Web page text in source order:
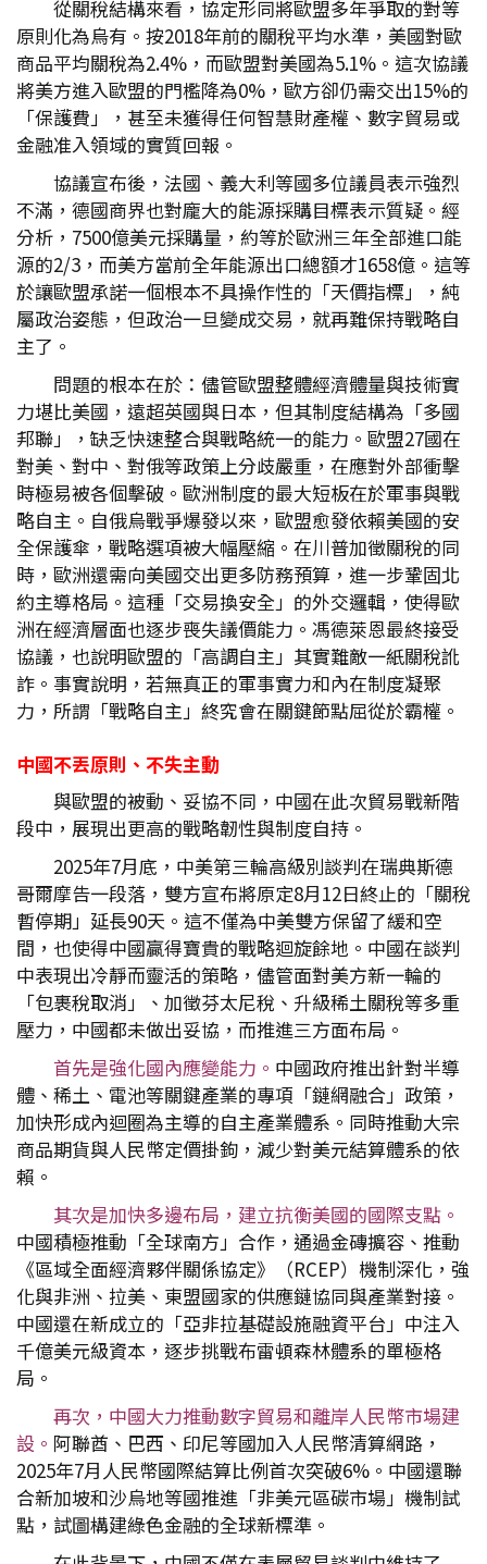
從關稅結構來看，協定形同將歐盟多年爭取的對等
原則化為烏有。按2018年前的關稅平均水準，美國對歐
商品平均關稅為2.4%，而歐盟對美國為5.1%。這次協議
將美方進入歐盟的門檻降為0%，歐方卻仍需交出15%的
「保護費」，甚至未獲得任何智慧財產權、數字貿易或
金融准入領域的實質回報。
協議宣布後，法國、義大利等國多位議員表示強烈
不滿，德國商界也對龐大的能源採購目標表示質疑。經
分析，7500億美元採購量，約等於歐洲三年全部進口能
源的2/3，而美方當前全年能源出口總額才1658億。這等
於讓歐盟承諾一個根本不具操作性的「天價指標」，純
屬政治姿態，但政治一旦變成交易，就再難保持戰略自
主了。
問題的根本在於：儘管歐盟整體經濟體量與技術實
力堪比美國，遠超英國與日本，但其制度結構為「多國
邦聯」，缺乏快速整合與戰略統一的能力。歐盟27國在
對美、對中、對俄等政策上分歧嚴重，在應對外部衝擊
時極易被各個擊破。歐洲制度的最大短板在於軍事與戰
略自主。自俄烏戰爭爆發以來，歐盟愈發依賴美國的安
全保護傘，戰略選項被大幅壓縮。在川普加徵關稅的同
時，歐洲還需向美國交出更多防務預算，進一步鞏固北
約主導格局。這種「交易換安全」的外交邏輯，使得歐
洲在經濟層面也逐步喪失議價能力。馮德萊恩最終接受
協議，也說明歐盟的「高調自主」其實難敵一紙關稅訛
詐。事實說明，若無真正的軍事實力和內在制度凝聚
力，所謂「戰略自主」終究會在關鍵節點屈從於霸權。
中國不丟原則、不失主動
與歐盟的被動、妥協不同，中國在此次貿易戰新階
段中，展現出更高的戰略韌性與制度自持。
2025年7月底，中美第三輪高級別談判在瑞典斯德
哥爾摩告一段落，雙方宣布將原定8月12日終止的「關稅
暫停期」延長90天。這不僅為中美雙方保留了緩和空
間，也使得中國贏得寶貴的戰略迴旋餘地。中國在談判
中表現出冷靜而靈活的策略，儘管面對美方新一輪的
「包裹稅取消」、加徵芬太尼稅、升級稀土關稅等多重
壓力，中國都未做出妥協，而推進三方面布局。
首先是強化國內應變能力。 中國政府推出針對半導
體、稀土、電池等關鍵產業的專項「鏈網融合」政策，
加快形成內迴圈為主導的自主產業體系。同時推動大宗
商品期貨與人民幣定價掛鉤，減少對美元結算體系的依
賴。
其次是加快多邊布局，建立抗衡美國的國際支點。
中國積極推動「全球南方」合作，通過金磚擴容、推動
《區域全面經濟夥伴關係協定》（RCEP）機制深化，強
化與非洲、拉美、東盟國家的供應鏈協同與產業對接。
中國還在新成立的「亞非拉基礎設施融資平台」中注入
千億美元級資本，逐步挑戰布雷頓森林體系的單極格
局。
再次，中國大力推動數字貿易和離岸人民幣市場建
設。 阿聯酋、巴西、印尼等國加入人民幣清算網路，
2025年7月人民幣國際結算比例首次突破6%。中國還聯
合新加坡和沙烏地等國推進「非美元區碳市場」機制試
點，試圖構建綠色金融的全球新標準。